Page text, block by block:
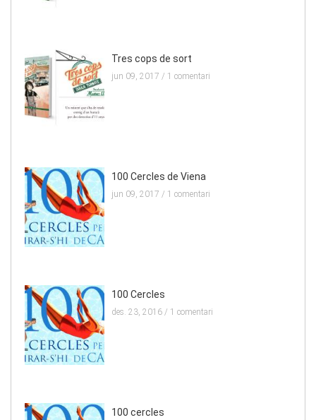
Tres cops de sort
jun 09, 2017 / 1 comentari
100 Cercles de Viena
jun 09, 2017 / 1 comentari
100 Cercles
des. 23, 2016 / 1 comentari
100 cercles